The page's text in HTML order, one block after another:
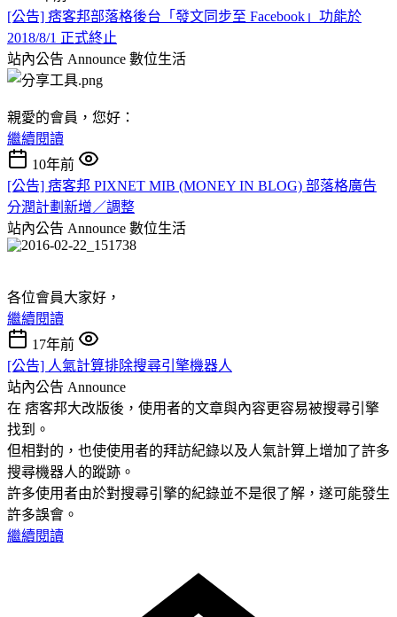
[公告] 痞客邦部落格後台「發文同步至 Facebook」功能於
2018/8/1 正式終止
站內公告 Announce 數位生活
親愛的會員，您好：
繼續閱讀
10年前
[公告] 痞客邦 PIXNET MIB (MONEY IN BLOG) 部落格廣告
分潤計劃新增／調整
站內公告 Announce 數位生活
各位會員大家好，
繼續閱讀
17年前
[公告] 人氣計算排除搜尋引擎機器人
站內公告 Announce
在 痞客邦大改版後，使用者的文章與內容更容易被搜尋引擎
找到。
但相對的，也使使用者的拜訪紀錄以及人氣計算上增加了許多
搜尋機器人的蹤跡。
許多使用者由於對搜尋引擎的紀錄並不是很了解，遂可能發生
許多誤會。
繼續閱讀